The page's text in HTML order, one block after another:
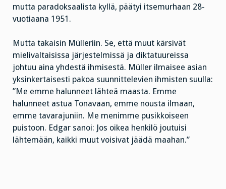
mutta paradoksaalista kyllä, päätyi itsemurhaan 28-
vuotiaana 1951.
Mutta takaisin Mülleriin. Se, että muut kärsivät
mielivaltaisissa järjestelmissä ja diktatuureissa
johtuu aina yhdestä ihmisestä. Müller ilmaisee asian
yksinkertaisesti pakoa suunnittelevien ihmisten suulla:
”Me emme halunneet lähteä maasta. Emme
halunneet astua Tonavaan, emme nousta ilmaan,
emme tavarajuniin. Me menimme pusikkoiseen
puistoon. Edgar sanoi: Jos oikea henkilö joutuisi
lähtemään, kaikki muut voisivat jäädä maahan.”